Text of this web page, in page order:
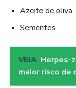
Azeite de oliva
Sementes
VEJA Herpes-
maior risco de